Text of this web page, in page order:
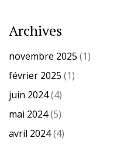
Archives
novembre 2025 (1)
février 2025 (1)
juin 2024(4)
mai 2024(5)
avril 2024(4)